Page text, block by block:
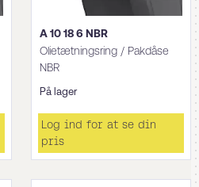
A 10 18 6 NBR
Olietætningsring / Pakdåse
NBR
På lager
Log ind for at se din
pris